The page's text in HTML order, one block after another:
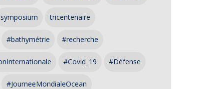
symposium tricentenaire
#bathymétrie #recherche
#Covid_19 #Défense
#JourneeMondialeOcean